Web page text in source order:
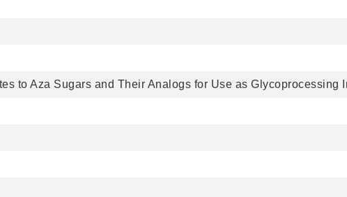
to Aza Sugars and Their Analogs for Use as Glycoprocessing